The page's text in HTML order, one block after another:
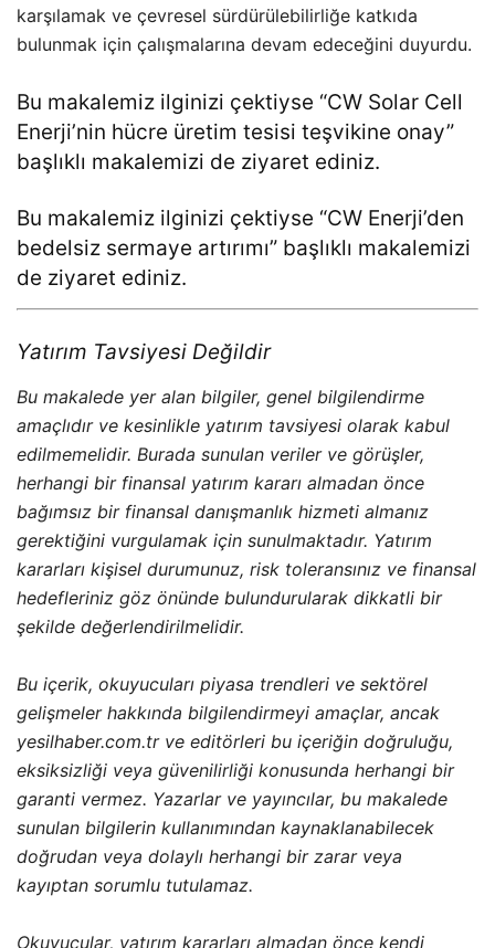
karşılamak ve çevresel sürdürülebilirliğe katkıda
bulunmak için çalışmalarına devam edeceğini duyurdu.
Bu makalemiz ilginizi çektiyse “CW Solar Cell
Enerji’nin hücre üretim tesisi teşvikine onay”
başlıklı makalemizi de ziyaret ediniz.
Bu makalemiz ilginizi çektiyse “CW Enerji’den
bedelsiz sermaye artırımı” başlıklı makalemizi
de ziyaret ediniz.
Yatırım Tavsiyesi Değildir
Bu makalede yer alan bilgiler, genel bilgilendirme
amaçlıdır ve kesinlikle yatırım tavsiyesi olarak kabul
edilmemelidir. Burada sunulan veriler ve görüşler,
herhangi bir finansal yatırım kararı almadan önce
bağımsız bir finansal danışmanlık hizmeti almanız
gerektiğini vurgulamak için sunulmaktadır. Yatırım
kararları kişisel durumunuz, risk toleransınız ve finansal
hedefleriniz göz önünde bulundurularak dikkatli bir
şekilde değerlendirilmelidir.
Bu içerik, okuyucuları piyasa trendleri ve sektörel
gelişmeler hakkında bilgilendirmeyi amaçlar, ancak
yesilhaber.com.tr ve editörleri bu içeriğin doğruluğu,
eksiksizliği veya güvenilirliği konusunda herhangi bir
garanti vermez. Yazarlar ve yayıncılar, bu makalede
sunulan bilgilerin kullanımından kaynaklanabilecek
doğrudan veya dolaylı herhangi bir zarar veya
kayıptan sorumlu tutulamaz.
Okuyucular, yatırım kararları almadan önce kendi